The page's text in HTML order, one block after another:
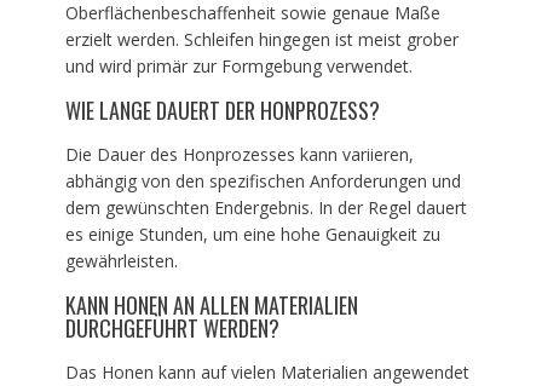
Oberflächenbeschaffenheit sowie genaue Maße
erzielt werden. Schleifen hingegen ist meist grober
und wird primär zur Formgebung verwendet.
WIE LANGE DAUERT DER HONPROZESS?
Die Dauer des Honprozesses kann variieren,
abhängig von den spezifischen Anforderungen und
dem gewünschten Endergebnis. In der Regel dauert
es einige Stunden, um eine hohe Genauigkeit zu
gewährleisten.
KANN HONEN AN ALLEN MATERIALIEN
DURCHGEFÜHRT WERDEN?
Das Honen kann auf vielen Materialien angewendet